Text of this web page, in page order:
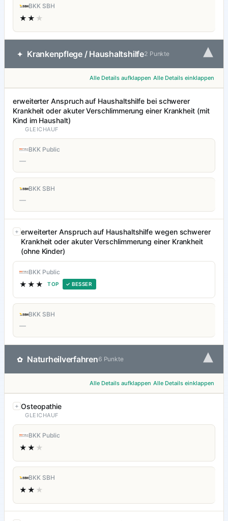
BKK SBH
★★ ★
✦ Krankenpflege / Haushaltshilfe2 Punkte ▾
Alle Details aufklappen Alle Details einklappen
erweiterter Anspruch auf Haushaltshilfe bei schwerer
Krankheit oder akuter Verschlimmerung einer Krankheit (mit
Kind im Haushalt)
GLEICHAUF
BKK Public
—
BKK SBH
—
erweiterter Anspruch auf Haushaltshilfe wegen schwerer
Krankheit oder akuter Verschlimmerung einer Krankheit
(ohne Kinder)
BKK Public
★★★ TOP ✓ BESSER
BKK SBH
—
✿ Naturheilverfahren6 Punkte ▾
Alle Details aufklappen Alle Details einklappen
Osteopathie
GLEICHAUF
BKK Public
★★ ★
BKK SBH
★★ ★